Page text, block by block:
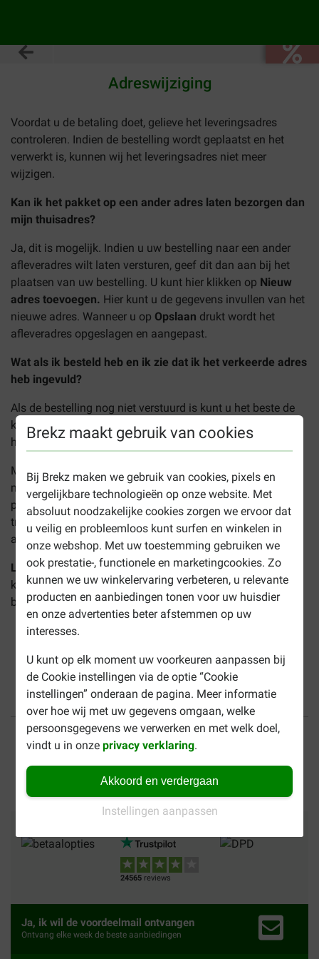
Brekz maakt gebruik van cookies
Bij Brekz maken we gebruik van cookies, pixels en
vergelijkbare technologieën op onze website. Met
absoluut noodzakelijke cookies zorgen we ervoor dat
u veilig en probleemloos kunt surfen en winkelen in
onze webshop. Met uw toestemming gebruiken we
ook prestatie-, functionele en marketingcookies. Zo
kunnen we uw winkelervaring verbeteren, u relevante
producten en aanbiedingen tonen voor uw huisdier
en onze advertenties beter afstemmen op uw
interesses.
U kunt op elk moment uw voorkeuren aanpassen bij
de Cookie instellingen via de optie “Cookie
instellingen” onderaan de pagina. Meer informatie
over hoe wij met uw gegevens omgaan, welke
persoonsgegevens we verwerken en met welk doel,
vindt u in onzeprivacy verklaring.
Akkoord en verdergaan
Instellingen aanpassen
Adreswijziging
Voordat u de betaling doet, gelieve het leveringsadres
controleren. Indien de bestelling wordt geplaatst en het
verwerkt is, kunnen wij het leveringsadres niet meer
wijzigen.
Kan ik het pakket op een ander adres laten bezorgen dan
mijn thuisadres?
Ja, dit is mogelijk. Indien u uw bestelling naar een ander
afleveradres wilt laten versturen, geef dit dan aan bij het
plaatsen van uw bestelling. U kunt hier klikken op Nieuw
adres toevoegen. Hier kunt u de gegevens invullen van het
nieuwe adres. Wanneer u op Opslaan drukt wordt het
afleveradres opgeslagen en aangepast.
Wat als ik besteld heb en ik zie dat ik het verkeerde adres
heb ingevuld?
Als de bestelling nog niet verstuurd is kunt u het beste de
klantenservice bellen. Zij zullen u helpen om te zorgen dat
het pakketje op het juiste adres terechtkomt.
Mocht de bestelling al wel verstuurd zijn vanuit ons
magazijn, dan kunt u het adres aanpassen in de
predictmail van DPD. Hierin staat een Blokje 'ga naar live
tracking', waar u de levering kunt onderscheppen en het
adres kunt aanpassen.
LET OP!Eenmaal geleverde pakketten kunnen niet
kosteloos hersteld worden. Dit geldt ook voor een levering
bij de buren, of leveringen met neerzet toestemming.
< Vorige pagina
Tot 40% goedkoper Veilig betalen
24565 reviews
Ja, ik wil de voordeelmail ontvangen
Ontvang elke week de beste aanbiedingen